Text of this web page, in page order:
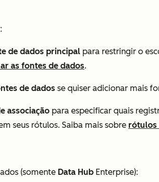
de dados principal para restringir o
as fontes de dados.
de dados se quiser adicionar mais
associação para especificar quais
seus rótulos. Saiba mais sobre rótulos
(somente Data Hub Enterprise):